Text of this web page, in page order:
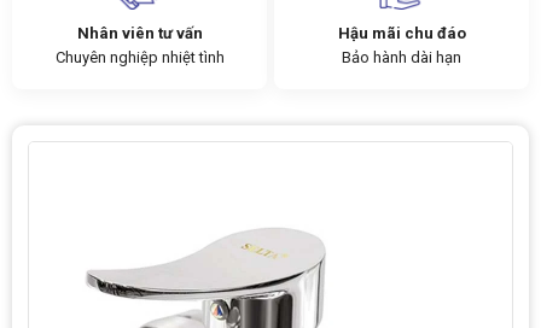
Nhân viên tư vấn
Chuyên nghiệp nhiệt tình
Hậu mãi chu đáo
Bảo hành dài hạn